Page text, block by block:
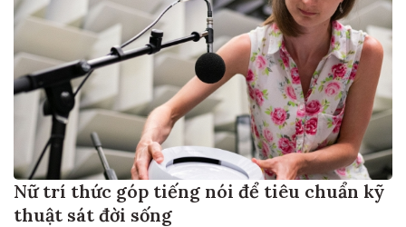
Nữ trí thức góp tiếng nói để tiêu chuẩn kỹ
thuật sát đời sống